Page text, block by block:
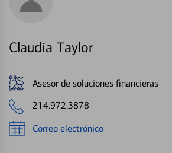
Claudia Taylor
Asesor de soluciones financieras
214.972.3878
Correo electrónico